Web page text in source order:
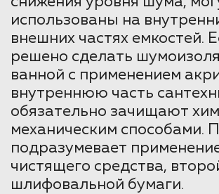
использованы на
внешних частях емкостей.
решено сделать
ванной с применением
внутреннюю часть
обязательно зачищают
механическим способами.
подразумевает
чистящего средства,
шлифовальной бумаги.